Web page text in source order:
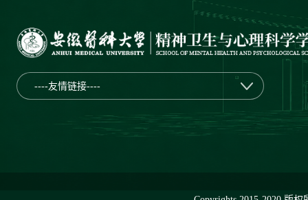
----友情链接----